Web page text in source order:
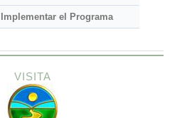
el Programa
VISITA